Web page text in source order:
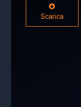
Scarica